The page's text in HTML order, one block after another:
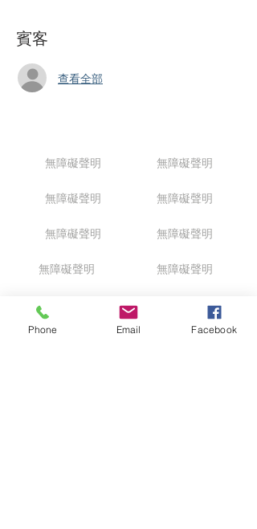
賓客
查看全部
無障礙聲明 無障礙聲明
無障礙聲明 無障礙聲明
無障礙聲明 無障礙聲明
無障礙聲明 無障礙聲明
無障礙聲明
Phone Email Facebook